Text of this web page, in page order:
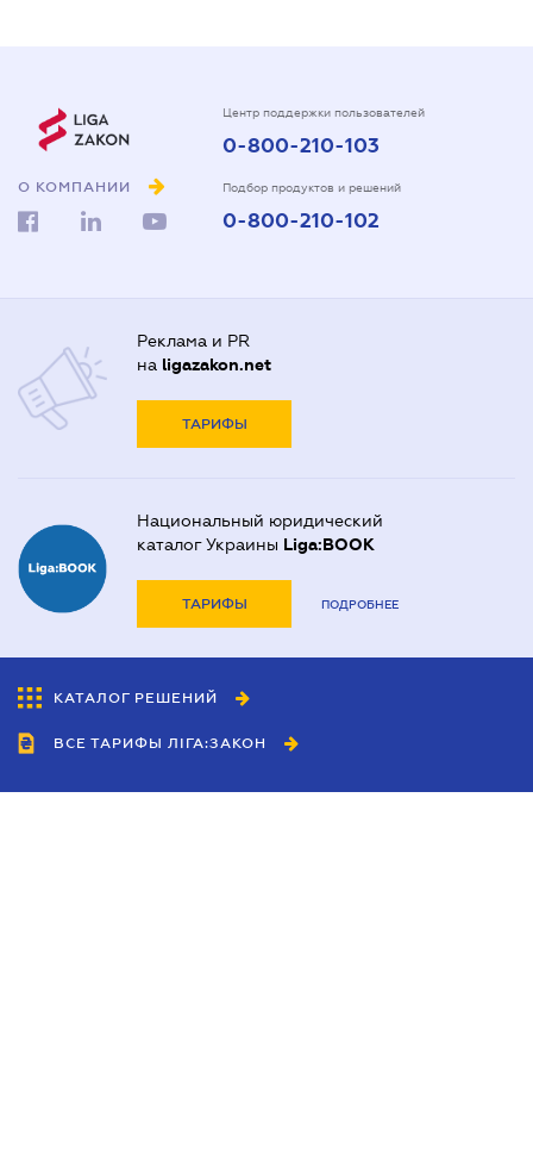
О КОМПАНИИ
Центр поддержки пользователей
0-800-210-103
Подбор продуктов и решений
0-800-210-102
Реклама и PR
на ligazakon.net
ТАРИФЫ
Национальный юридический
каталог Украины Liga:BOOK
ТАРИФЫ ПОДРОБНЕЕ
КАТАЛОГ РЕШЕНИЙ
ВСЕ ТАРИФЫ ЛІГА:ЗАКОН